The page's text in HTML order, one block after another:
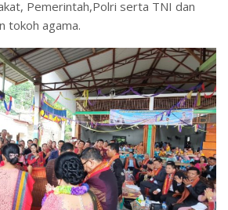
Pemerintah,Polri serta TNI dan
tokoh agama.